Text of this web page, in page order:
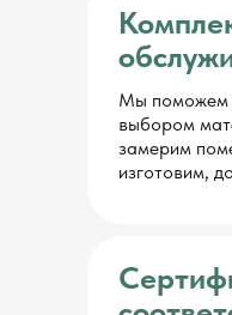
Мы поможем
выбором
замерим
изготовим,